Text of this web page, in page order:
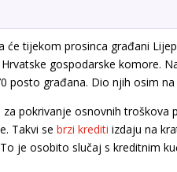
će tijekom prosinca građani
gospodarske komore.
posto građana. Dio njih osim
pokrivanje osnovnih
Takvi sebrzi krediti izdaju na
je osobito slučaj s kreditnim